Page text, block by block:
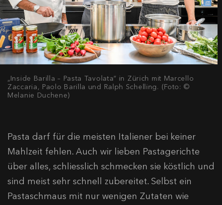
„Inside Barilla – Pasta Tavolata“ in Zürich mit Marcello
Zaccaria, Paolo Barilla und Ralph Schelling. (Foto: ©
Melanie Duchene)
Pasta darf für die meisten Italiener bei keiner
Mahlzeit fehlen. Auch wir lieben Pastagerichte
über alles, schliesslich schmecken sie köstlich und
sind meist sehr schnell zubereitet. Selbst ein
Pastaschmaus mit nur wenigen Zutaten wie